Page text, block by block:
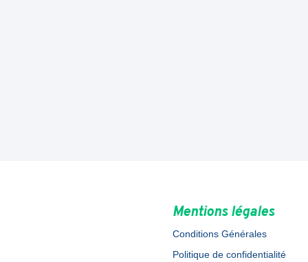
Mentions légales
Conditions Générales
Politique de confidentialité